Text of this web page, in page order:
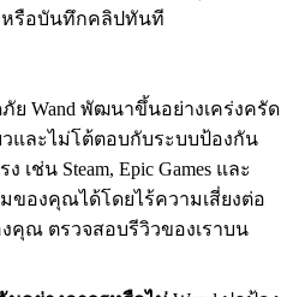
หรือบันทึกคลิปทันที
ย Wand พัฒนาขึ้นอย่างเคร่งครัด
และไม่โต้ตอบกับระบบป้องกัน
ช่น Steam, Epic Games และ
ของคุณได้โดยไร้ความเสี่ยงต่อ
คุณ ตรวจสอบรีวิวของเราบน